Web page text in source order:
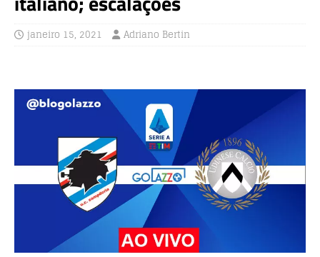
janeiro 15, 2021 Adriano Bertin